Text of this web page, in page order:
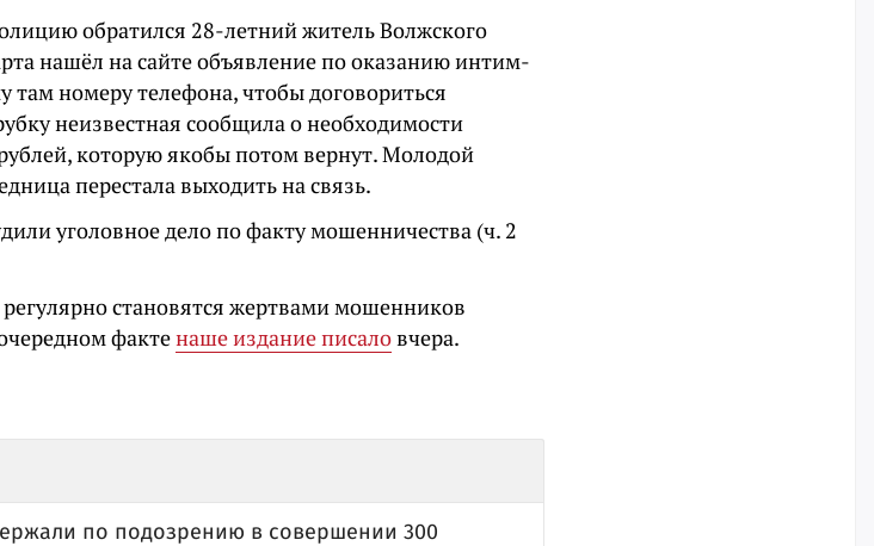
обратился 28-летний житель Волжского
нашёл на сайте объявление по оказанию интим-
там номеру телефона, чтобы договориться
неизвестная сообщила о необходимости
которую якобы потом вернут. Молодой
перестала выходить на связь.
уголовное дело по факту мошенничества (ч. 2
становятся жертвами мошенников
фактенаше издание писаловчера.
по подозрению в совершении 300